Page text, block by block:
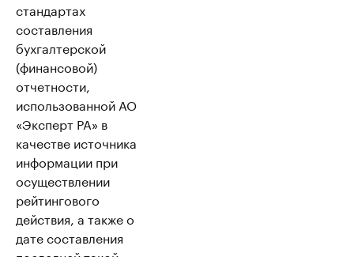
стандартах
составления
бухгалтерской
(финансовой)
отчетности,
использованной АО
«Эксперт РА» в
качестве источника
информации при
осуществлении
рейтингового
действия, а также о
дате составления